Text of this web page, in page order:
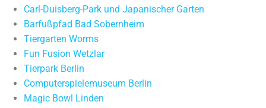
Carl-Duisberg-Park und Japanischer Garten
Barfußpfad Bad Sobernheim
Tiergarten Worms
Fun Fusion Wetzlar
Tierpark Berlin
Computerspielemuseum Berlin
Magic Bowl Linden